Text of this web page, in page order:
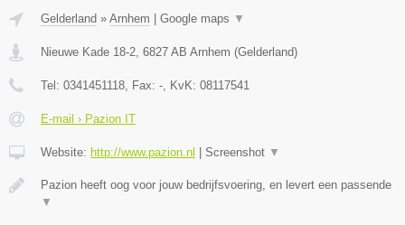
Gelderland » Arnhem Google maps ▼
Nieuwe Kade 18-2, 6827 AB Arnhem (Gelderland)
Tel: 0341451118, Fax: -, KvK: 08117541
E-mail › Pazion IT
Website: http://www.pazion.nl Screenshot ▼
Pazion heeft oog voor jouw bedrijfsvoering, en levert een passende
▼